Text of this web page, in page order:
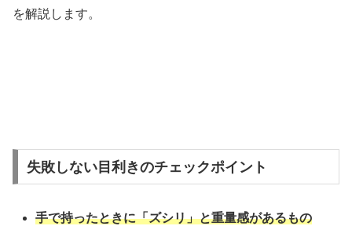
を解説します。
失敗しない目利きのチェックポイント
手で持ったときに「ズシリ」と重量感があるもの